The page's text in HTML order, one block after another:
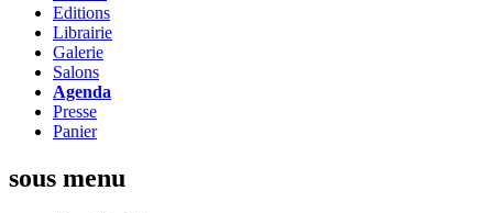
Editions
Librairie
Galerie
Salons
Agenda
Presse
Panier
sous menu